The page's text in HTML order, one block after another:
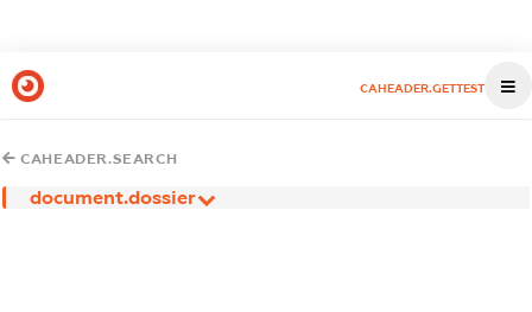
CAHEADER.GETTEST
CAHEADER.SEARCH
document.dossier